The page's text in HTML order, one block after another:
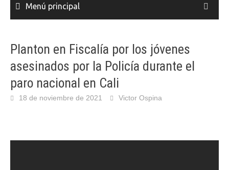
Menú principal
Planton en Fiscalía por los jóvenes
asesinados por la Policía durante el
paro nacional en Cali
18 de noviembre de 2021 Victor Ospina